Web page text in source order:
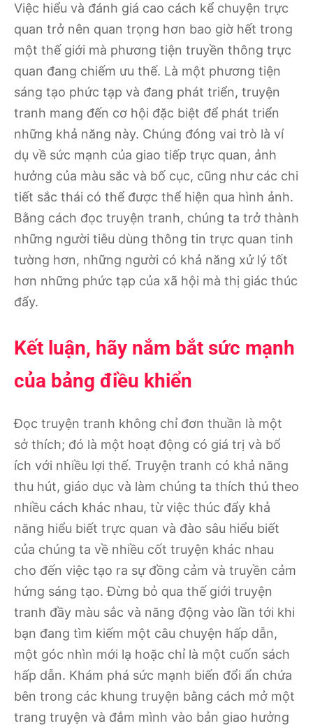
Việc hiểu và đánh giá cao cách kể chuyện trực
quan trở nên quan trọng hơn bao giờ hết trong
một thế giới mà phương tiện truyền thông trực
quan đang chiếm ưu thế. Là một phương tiện
sáng tạo phức tạp và đang phát triển, truyện
tranh mang đến cơ hội đặc biệt để phát triển
những khả năng này. Chúng đóng vai trò là ví
dụ về sức mạnh của giao tiếp trực quan, ảnh
hưởng của màu sắc và bố cục, cũng như các chi
tiết sắc thái có thể được thể hiện qua hình ảnh.
Bằng cách đọc truyện tranh, chúng ta trở thành
những người tiêu dùng thông tin trực quan tinh
tường hơn, những người có khả năng xử lý tốt
hơn những phức tạp của xã hội mà thị giác thúc
đẩy.
Kết luận, hãy nắm bắt sức mạnh
của bảng điều khiển
Đọc truyện tranh không chỉ đơn thuần là một
sở thích; đó là một hoạt động có giá trị và bổ
ích với nhiều lợi thế. Truyện tranh có khả năng
thu hút, giáo dục và làm chúng ta thích thú theo
nhiều cách khác nhau, từ việc thúc đẩy khả
năng hiểu biết trực quan và đào sâu hiểu biết
của chúng ta về nhiều cốt truyện khác nhau
cho đến việc tạo ra sự đồng cảm và truyền cảm
hứng sáng tạo. Đừng bỏ qua thế giới truyện
tranh đầy màu sắc và năng động vào lần tới khi
bạn đang tìm kiếm một câu chuyện hấp dẫn,
một góc nhìn mới lạ hoặc chỉ là một cuốn sách
hấp dẫn. Khám phá sức mạnh biến đổi ẩn chứa
bên trong các khung truyện bằng cách mở một
trang truyện và đắm mình vào bản giao hưởng